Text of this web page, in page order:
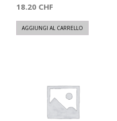
18.20 CHF
AGGIUNGI AL CARRELLO